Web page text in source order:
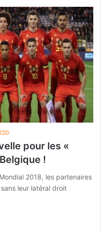
pour les «
!
2018, les partenaires
leur latéral droit